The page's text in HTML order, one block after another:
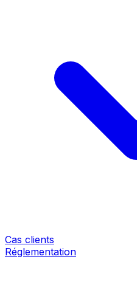
Cas clients
Réglementation